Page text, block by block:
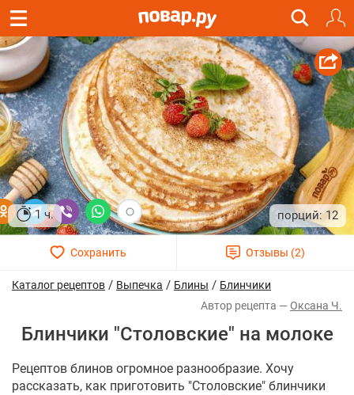
1 ч. 12
Каталог рецептов / Выпечка / Блины / Блинчики
Оксана Ч.
Блинчики "Столовские" на молоке
Рецептов блинов огромное разнообразие. Хочу
рассказать, как приготовить "Столовские" блинчики